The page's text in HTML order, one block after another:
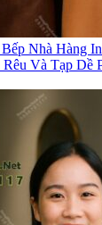
Nhà Hàng
Và Tạp Dề